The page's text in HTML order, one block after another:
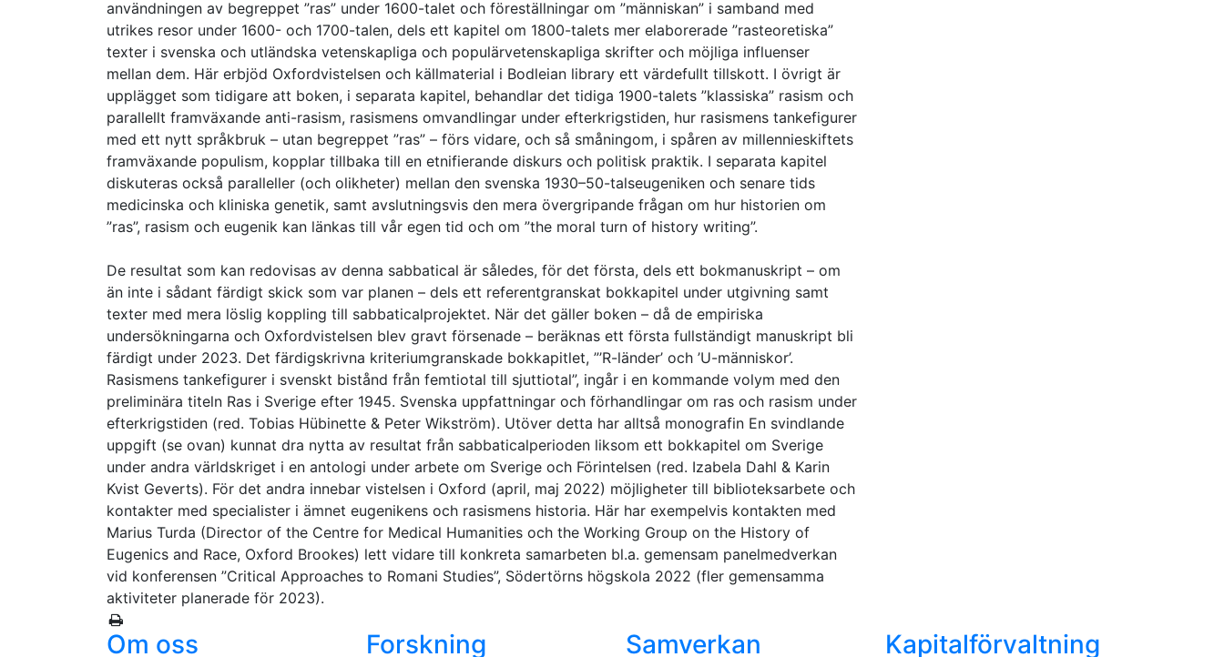
användningen av begreppet ”ras” under 1600-talet och föreställningar om ”människan” i samband med
utrikes resor under 1600- och 1700-talen, dels ett kapitel om 1800-talets mer elaborerade ”rasteoretiska”
texter i svenska och utländska vetenskapliga och populärvetenskapliga skrifter och möjliga influenser
mellan dem. Här erbjöd Oxfordvistelsen och källmaterial i Bodleian library ett värdefullt tillskott. I övrigt är
upplägget som tidigare att boken, i separata kapitel, behandlar det tidiga 1900-talets ”klassiska” rasism och
parallellt framväxande anti-rasism, rasismens omvandlingar under efterkrigstiden, hur rasismens tankefigurer
med ett nytt språkbruk – utan begreppet ”ras” – förs vidare, och så småningom, i spåren av millennieskiftets
framväxande populism, kopplar tillbaka till en etnifierande diskurs och politisk praktik. I separata kapitel
diskuteras också paralleller (och olikheter) mellan den svenska 1930–50-talseugeniken och senare tids
medicinska och kliniska genetik, samt avslutningsvis den mera övergripande frågan om hur historien om
”ras”, rasism och eugenik kan länkas till vår egen tid och om ”the moral turn of history writing”.
De resultat som kan redovisas av denna sabbatical är således, för det första, dels ett bokmanuskript – om
än inte i sådant färdigt skick som var planen – dels ett referentgranskat bokkapitel under utgivning samt
texter med mera löslig koppling till sabbaticalprojektet. När det gäller boken – då de empiriska
undersökningarna och Oxfordvistelsen blev gravt försenade – beräknas ett första fullständigt manuskript bli
färdigt under 2023. Det färdigskrivna kriteriumgranskade bokkapitlet, ”’R-länder’ och ’U-människor’.
Rasismens tankefigurer i svenskt bistånd från femtiotal till sjuttiotal”, ingår i en kommande volym med den
preliminära titeln Ras i Sverige efter 1945. Svenska uppfattningar och förhandlingar om ras och rasism under
efterkrigstiden (red. Tobias Hübinette & Peter Wikström). Utöver detta har alltså monografin En svindlande
uppgift (se ovan) kunnat dra nytta av resultat från sabbaticalperioden liksom ett bokkapitel om Sverige
under andra världskriget i en antologi under arbete om Sverige och Förintelsen (red. Izabela Dahl & Karin
Kvist Geverts). För det andra innebar vistelsen i Oxford (april, maj 2022) möjligheter till biblioteksarbete och
kontakter med specialister i ämnet eugenikens och rasismens historia. Här har exempelvis kontakten med
Marius Turda (Director of the Centre for Medical Humanities och the Working Group on the History of
Eugenics and Race, Oxford Brookes) lett vidare till konkreta samarbeten bl.a. gemensam panelmedverkan
vid konferensen ”Critical Approaches to Romani Studies”, Södertörns högskola 2022 (fler gemensamma
aktiviteter planerade för 2023).
Om oss Forskning Samverkan Kapitalförvaltning